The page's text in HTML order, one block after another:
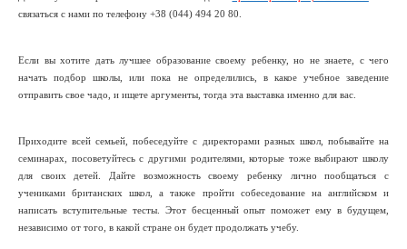
связаться с нами по телефону +38 (044) 494 20 80.
Если вы хотите дать лучшее образование своему ребенку, но не знаете, с чего
начать подбор школы, или пока не определились, в какое учебное заведение
отправить свое чадо, и ищете аргументы, тогда эта выставка именно для вас.
Приходите всей семьей, побеседуйте с директорами разных школ, побывайте на
семинарах, посоветуйтесь с другими родителями, которые тоже выбирают школу
для своих детей. Дайте возможность своему ребенку лично пообщаться с
учениками британских школ, а также пройти собеседование на английском и
написать вступительные тесты. Этот бесценный опыт поможет ему в будущем,
независимо от того, в какой стране он будет продолжать учебу.